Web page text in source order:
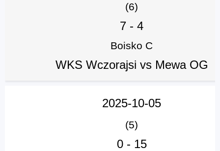
(6)
7 - 4
Boisko C
WKS Wczorajsi vs Mewa OG
2025-10-05
(5)
0- 15